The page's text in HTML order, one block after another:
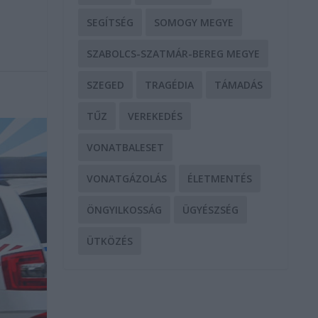
SEGÍTSÉG SOMOGY MEGYE
SZABOLCS-SZATMÁR-BEREG MEGYE
SZEGED TRAGÉDIA TÁMADÁS
TŰZ VEREKEDÉS
VONATBALESET
VONATGÁZOLÁS ÉLETMENTÉS
ÖNGYILKOSSÁG ÜGYÉSZSÉG
ÜTKÖZÉS